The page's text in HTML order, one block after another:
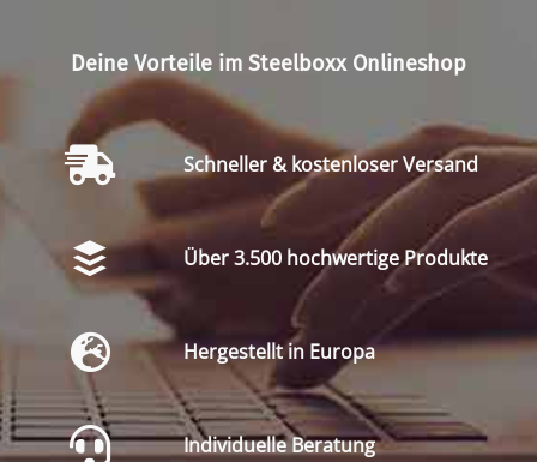
Deine Vorteile im Steelboxx Onlineshop
Schneller & kostenloser Versand
Über 3.500 hochwertige Produkte
Hergestellt in Europa
Individuelle Beratung